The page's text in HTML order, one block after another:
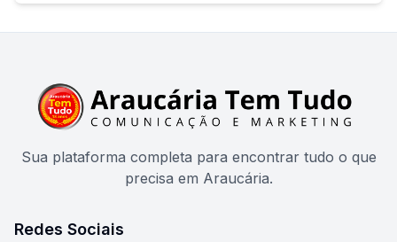
Sua plataforma completa para encontrar tudo o que
precisa em Araucária.
Redes Sociais